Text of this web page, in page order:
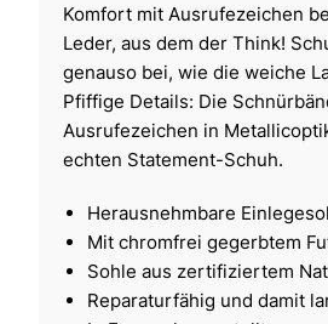
Komfort mit Ausrufezeichen
Leder, aus dem der Think!
genauso bei, wie die weiche
Pfiffige Details: Die
Ausrufezeichen in
echten Statement-Schuh.
Herausnehmbare
Mit chromfrei gegerbtem
Sohle aus zertifiziertem
Reparaturfähig und damit